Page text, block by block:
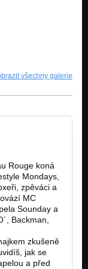
všechny galerie
Rouge koná
Mondays,
zpěváci a
MC
Sounday a
Backman,
zkušeně
jak se
a před